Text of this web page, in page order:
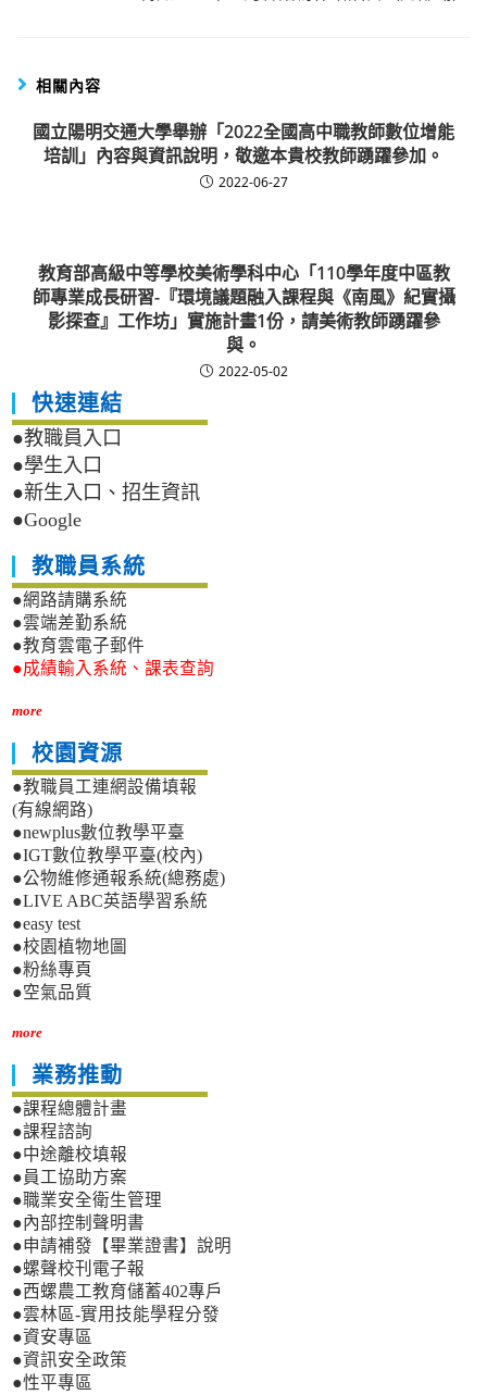
相關內容
國立陽明交通大學舉辦「2022全國高中職教師數位增能
培訓」內容與資訊說明，敬邀本貴校教師踴躍參加。
2022-06-27
教育部高級中等學校美術學科中心「110學年度中區教
師專業成長研習-『環境議題融入課程與《南風》紀實攝
影探查』工作坊」實施計畫1份，請美術教師踴躍參
與。
2022-05-02
快速連結
●教職員入口
●學生入口
●新生入口、招生資訊
●Google
教職員系統
●網路請購系統
●雲端差勤系統
●教育雲電子郵件
●成績輸入系統、課表查詢
more
校園資源
●教職員工連網設備填報
(有線網路)
●newplus數位教學平臺
●IGT數位教學平臺(校內)
●公物維修通報系統(總務處)
●LIVE ABC英語學習系統
●easy test
●校園植物地圖
●粉絲專頁
●空氣品質
more
業務推動
●課程總體計畫
●課程諮詢
●中途離校填報
●員工協助方案
●職業安全衛生管理
●內部控制聲明書
●申請補發【畢業證書】說明
●螺聲校刊電子報
●西螺農工教育儲蓄402專戶
●雲林區-實用技能學程分發
●資安專區
●資訊安全政策
●性平專區